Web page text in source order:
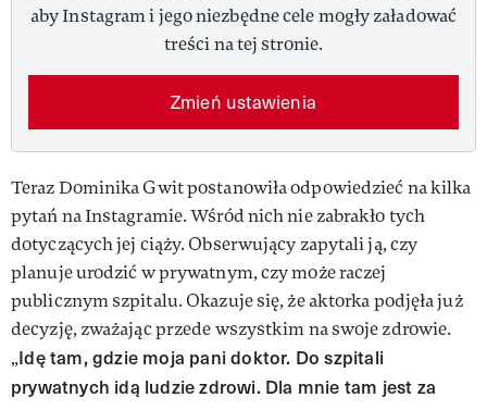
aby Instagram i jego niezbędne cele mogły załadować
treści na tej stronie.
Zmień ustawienia
Teraz Dominika Gwit postanowiła odpowiedzieć na kilka
pytań na Instagramie. Wśród nich nie zabrakło tych
dotyczących jej ciąży. Obserwujący zapytali ją, czy
planuje urodzić w prywatnym, czy może raczej
publicznym szpitalu. Okazuje się, że aktorka podjęła już
decyzję, zważając przede wszystkim na swoje zdrowie.
„Idę tam, gdzie moja pani doktor. Do szpitali
prywatnych idą ludzie zdrowi. Dla mnie tam jest za